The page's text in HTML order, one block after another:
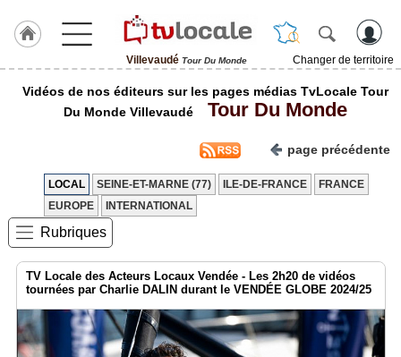
Villevaudé Tour Du Monde
Changer de territoire
J'adhère
TvLocale
France
Accueil
RUBRIQUES
Agenda
Vidéos de nos éditeurs sur les pages médias TvLocale Tour
Du Monde Villevaudé
Tour Du Monde
page précédente
LOCAL SEINE-ET-MARNE (77) ILE-DE-FRANCE
FRANCE
EUROPE
INTERNATIONAL
Rubriques
TV Locale des Acteurs Locaux Vendée - Les 2h20 de vidéos
tournées par Charlie DALIN durant le VENDÉE GLOBE 2024/25